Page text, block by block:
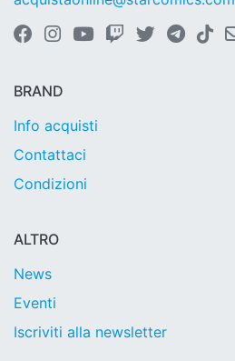
BRAND
Info acquisti
Contattaci
Condizioni
ALTRO
News
Eventi
Iscriviti alla newsletter